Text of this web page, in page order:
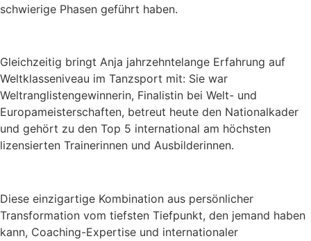
schwierige Phasen geführt haben.
Gleichzeitig bringt Anja jahrzehntelange Erfahrung auf
Weltklasseniveau im Tanzsport mit: Sie war
Weltranglistengewinnerin, Finalistin bei Welt- und
Europameisterschaften, betreut heute den Nationalkader
und gehört zu den Top 5 international am höchsten
lizensierten Trainerinnen und Ausbilderinnen.
Diese einzigartige Kombination aus persönlicher
Transformation vom tiefsten Tiefpunkt, den jemand haben
kann, Coaching-Expertise und internationaler